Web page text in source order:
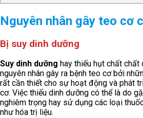
Nguyên nhân gây teo cơ
Bị suy dinh dưỡng
Suy dinh dưỡng hay thiếu hụt chất
nguyên nhân gây ra bệnh teo cơ bởi
rất cần thiết cho sự hoạt động và phát
cơ. Việc thiếu dinh dưỡng có thể là do
nghiêm trọng hay sử dụng các loại
như hóa trị liệu.